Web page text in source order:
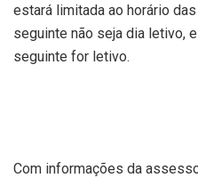
estará limitada ao horário
seguinte não seja dia letivo,
seguinte for letivo.
Com informações da